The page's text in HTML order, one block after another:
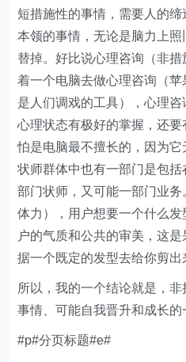
短措施性的事情，需要人的
本领的事情，无论是脑力上
替掉。好比说心理咨询（非
着一个电脑去做心理咨询（
是人们调戏的工具），心理咨
心理状态有极好的掌握，还
怕是电脑最不擅长的，因为
状师群体中也有一部门是包
部门状师，又可能一部门业
体力），用户想要一个什么
户的气质和公共的审美，这
据一个既定的发型去给你剪出
所以，我的一个结论就是，
事情、可能自我晋升和成长的
#p#分页标题#e#